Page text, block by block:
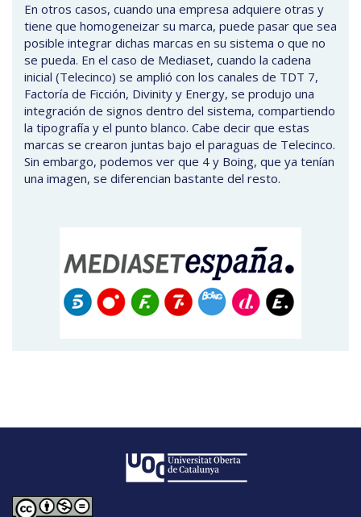
En otros casos, cuando una empresa adquiere otras y
tiene que homogeneizar su marca, puede pasar que sea
posible integrar dichas marcas en su sistema o que no
se pueda. En el caso de Mediaset, cuando la cadena
inicial (Telecinco) se amplió con los canales de TDT 7,
Factoría de Ficción, Divinity y Energy, se produjo una
integración de signos dentro del sistema, compartiendo
la tipografía y el punto blanco. Cabe decir que estas
marcas se crearon juntas bajo el paraguas de Telecinco.
Sin embargo, podemos ver que 4 y Boing, que ya tenían
una imagen, se diferencian bastante del resto.